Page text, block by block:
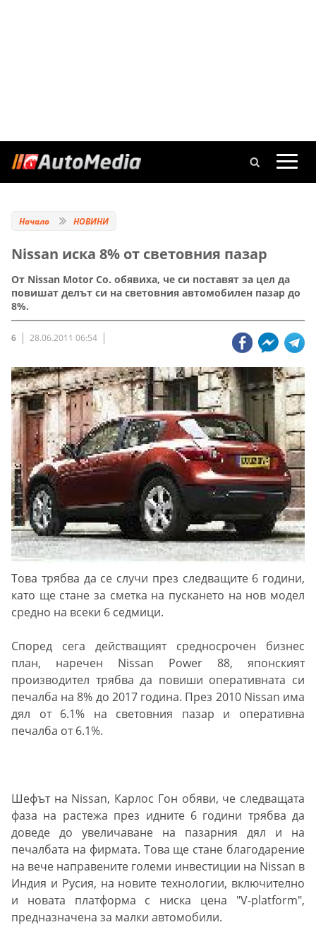
Начало НОВИНИ
Nissan иска 8% от световния пазар
От Nissan Motor Co. обявиха, че си поставят за цел да
повишат делът си на световния автомобилен пазар до
8%.
6 28.06.2011 06:54
Това трябва да се случи през следващите 6 години,
като ще стане за сметка на пускането на нов модел
средно на всеки 6 седмици.
Според сега действащият средносрочен бизнес
план, наречен Nissan Power 88, японският
производител трябва да повиши оперативната си
печалба на 8% до 2017 година. През 2010 Nissan има
дял от 6.1% на световния пазар и оперативна
печалба от 6.1%.
Шефът на Nissan, Карлос Гон обяви, че следващата
фаза на растежа през идните 6 години трябва да
доведе до увеличаване на пазарния дял и на
печалбата на фирмата. Това ще стане благодарение
на вече направените големи инвестиции на Nissan в
Индия и Русия, на новите технологии, включително
и новата платформа с ниска цена "V-platform",
предназначена за малки автомобили.